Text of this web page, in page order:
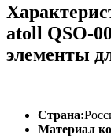
atoll QSO-
элементы
Страна:
Материал